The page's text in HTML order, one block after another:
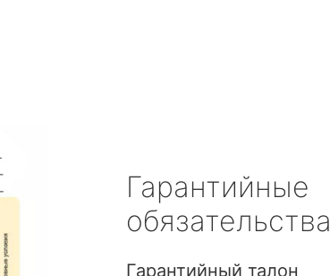
Гарантийные
обязательства
Гарантийный талон